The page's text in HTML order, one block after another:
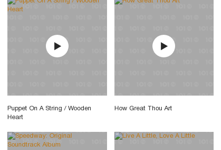
Puppet On A String / Wooden
Heart
How Great Thou Art